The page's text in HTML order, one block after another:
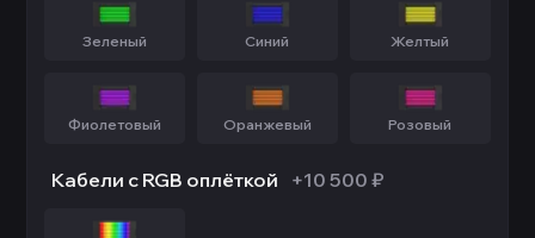
Зеленый Синий Желтый
Фиолетовый Оранжевый Розовый
Кабели с RGB оплёткой +10 500 ₽